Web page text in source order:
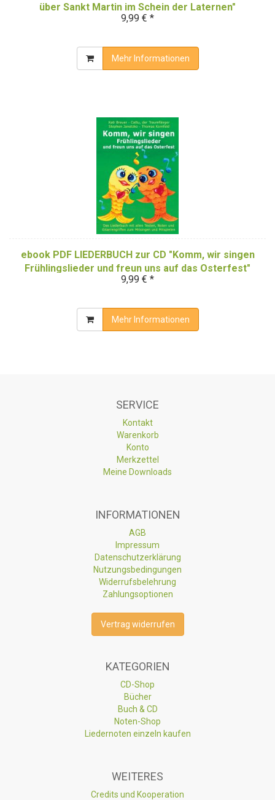
über Sankt Martin im Schein der Laternen"
(Downloadalbum)
9,99 € *
Mehr Informationen
ebook PDF LIEDERBUCH zur CD "Komm, wir singen
Frühlingslieder und freun uns auf das Osterfest"
(Downloadalbum)
9,99 € *
Mehr Informationen
SERVICE
Kontakt
Warenkorb
Konto
Merkzettel
Meine Downloads
INFORMATIONEN
AGB
Impressum
Datenschutzerklärung
Nutzungsbedingungen
Widerrufsbelehrung
Zahlungsoptionen
Vertrag widerrufen
KATEGORIEN
CD-Shop
Bücher
Buch & CD
Noten-Shop
Liedernoten einzeln kaufen
WEITERES
Credits und Kooperation